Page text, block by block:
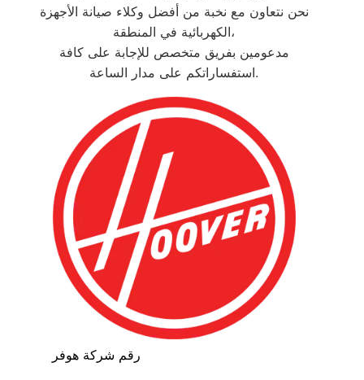
نحن نتعاون مع نخبة من أفضل وكلاء صيانة الأجهزة
الكهربائية في المنطقة،
مدعومين بفريق متخصص للإجابة على كافة
استفساراتكم على مدار الساعة.
رقم شركة هوفر